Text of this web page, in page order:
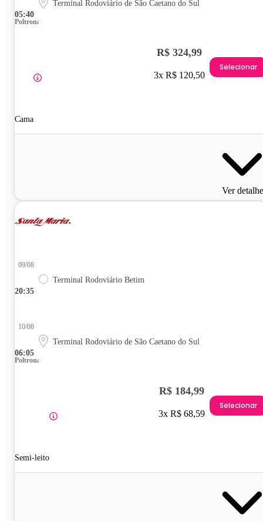
05:40
Terminal Rodoviário de São Caetano do Sul
Poltrona
Cama
R$ 324,99
3x R$ 120,50
Selecionar
Ver
20:35
09/08
Terminal Rodoviário Betim
06:05
10/08
Terminal Rodoviário de São Caetano do Sul
Poltrona
Semi-leito
R$ 184,99
3x R$ 68,59
Selecionar